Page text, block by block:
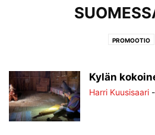
PROMOOTIO
Kylän
Harri Kuusisaari -